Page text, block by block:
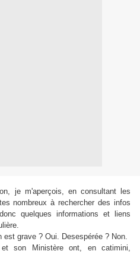
je m'aperçois, en consultant les
nombreux à rechercher des infos
quelques informations et liens
est grave ? Oui. Desespérée ? Non.
et son Ministère ont, en catimini,